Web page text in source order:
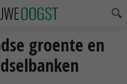
groente en